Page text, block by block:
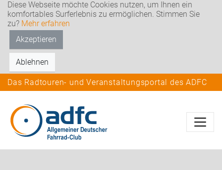
Diese Webseite möchte Cookies nutzen, um Ihnen ein
komfortables Surferlebnis zu ermöglichen. Stimmen Sie
zu? Mehr erfahren
Akzeptieren
Ablehnen
Das Radtouren- und Veranstaltungsportal des ADFC